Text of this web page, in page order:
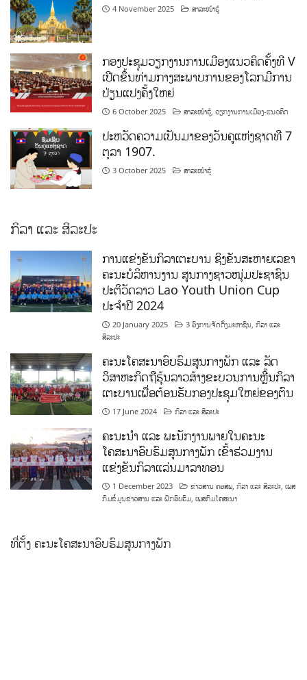
4 November 2025 ສາລະໜ້າຮູ້
ກອງປະຊຸມວຽກງານການເມືອງແນວຄິດຄັ້ງທີ V
ເປີດຂຶ້ນທ່າມກາງສະພາບການຂອງໂລກມີການ
ປ່ຽນແປງຄັ້ງໃຫຍ່
6 October 2025 ສາລະໜ້າຮູ້,ວຽກງານການເມືອງ-ແນວຄິດ
ປະຫວັດຄວາມເປັນມາຂອງວັນຄູແຫ່ງຊາດທີ 7
ຕຸລາ 1907.
3 October 2025 ສາລະໜ້າຮູ້
ກິລາ ແລະ ສິລະປະ
ການແຂ່ງຂັນກິລາເຕະບານ ຊິງຂັນສະຫາຍເລຂາ
ຄະນະບໍລິຫານງານ ສູນກາງຊາວໜຸ່ມປະຊາຊົນ
ປະຕິວັດລາວ Lao Youth Union Cup
ປະຈຳປີ 2024
20 January 2025 3 ອົງການຈັດຕັ້ງມະຫາຊົນ,ກິລາ ແລະ
ສິລະປະ
ຄະນະໂຄສະນາອົບຮົມສູນກາງພັກ ແລະ ລັດ
ວິສາຫະກິດຖືຮຸ້ນລາວສ້າງຂະບວນການຫຼີ້ນກິລາ
ເຕະບານເພື່ອຕ້ອນຮັບກອງປະຊຸມໃຫຍ່ຂອງຕົນ
17 June 2024 ກິລາ ແລະ ສິລະປະ
ຄະນະນຳ ແລະ ພະນັກງານພາຍໃນຄະນະ
ໂຄສະນາອົບຮົມສູນກາງພັກ ເຂົ້າຮ່ວມງານ
ແຂ່ງຂັນກິລາແລ່ນມາລາທອນ
1 December 2023 ຂ່າວສານ ຄອສພ,ກິລາ ແລະ ສິລະປະ,ເພສ
ກົມຂໍ້ມູນຂ່າວສານ ແລະ ຝຶກອົບຮົມ,ເພສກົມໂຄສະນາ
ທີ່ຕັ້ງ ຄະນະໂຄສະນາອົບຮົມສູນກາງພັກ